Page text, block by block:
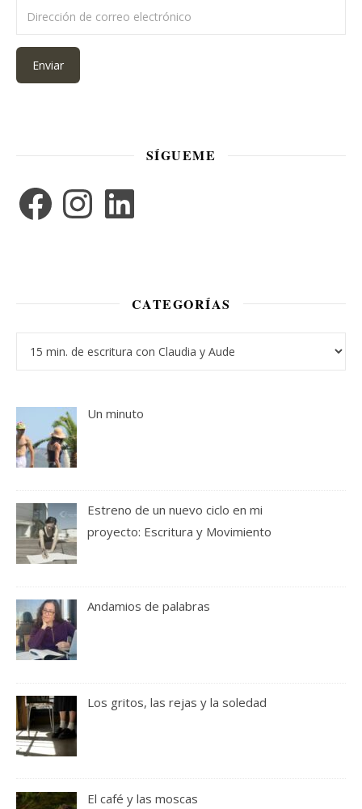
Dirección de correo electrónico
Enviar
SÍGUEME
FacebookInstagramLinkedIn
CATEGORÍAS
Categorías
Un minuto
Estreno de un nuevo ciclo en mi
proyecto: Escritura y Movimiento
Andamios de palabras
Los gritos, las rejas y la soledad
El café y las moscas